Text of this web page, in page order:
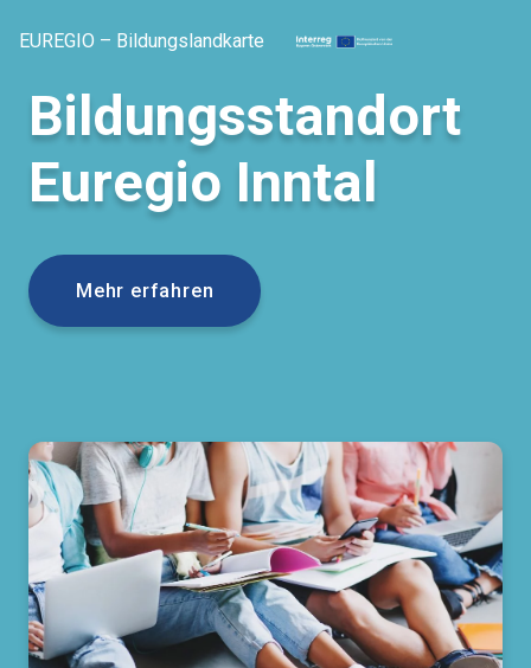
EUREGIO – Bildungslandkarte
Bildungsstandort
Euregio Inntal
Mehr erfahren